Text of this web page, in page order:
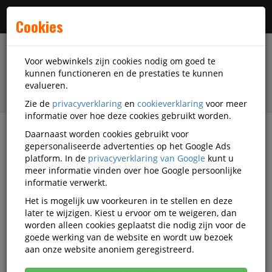
filter
Veiligheidsartikelen
Veiligheidstoebehoren
Valbeveiliging
3M Valbeveiliging
3M Valbeveiliging
Populariteit
Actief filter: 3M
Cookies
Voor webwinkels zijn cookies nodig om goed te
kunnen functioneren en de prestaties te kunnen
evalueren.
Zie de privacyverklaring en cookieverklaring voor meer
informatie over hoe deze cookies gebruikt worden.
Daarnaast worden cookies gebruikt voor
gepersonaliseerde advertenties op het Google Ads
platform. In de privacyverklaring van Google kunt u
meer informatie vinden over hoe Google persoonlijke
informatie verwerkt.
Het is mogelijk uw voorkeuren in te stellen en deze
later te wijzigen. Kiest u ervoor om te weigeren, dan
worden alleen cookies geplaatst die nodig zijn voor de
goede werking van de website en wordt uw bezoek
aan onze website anoniem geregistreerd.